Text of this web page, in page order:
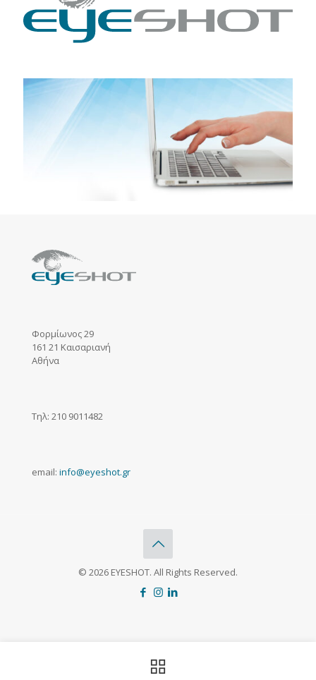
Φορμίωνος 29
161 21 Καισαριανή
Αθήνα
Τηλ: 210 9011482
email: info@eyeshot.gr
© 2026 EYESHOT. All Rights Reserved.